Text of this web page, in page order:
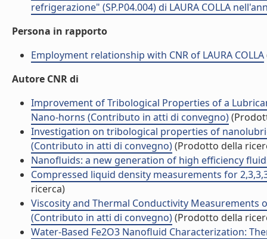
refrigerazione" (SP.P04.004) di LAURA COLLA
Persona in rapporto
Employment relationship with CNR of LAURA COLLA
Autore CNR di
Improvement of Tribological Properties of a
Nano-horns (Contributo in atti di convegno)
Investigation on tribological properties of
(Contributo in atti di convegno)(Prodotto della
Nanofluids: a new generation of high efficiency
Compressed liquid density measurements for
ricerca)
Viscosity and Thermal Conductivity
(Contributo in atti di convegno)(Prodotto della
Water-Based Fe2O3 Nanofluid Characterization: